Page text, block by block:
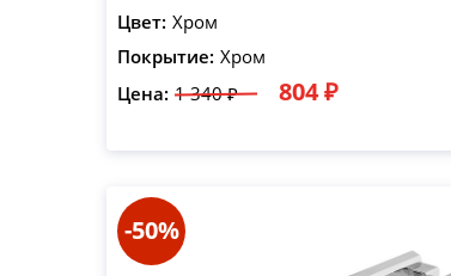
Цвет: Хром
Покрытие: Хром
Цена: 1 340 ₽ 804 ₽
-50%